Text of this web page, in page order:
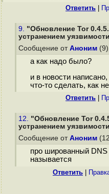
Ответить
9. "Обновление Tor
устранением
Сообщение от Аноним
а как надо было?
и в новости
что-то сделать, как
Ответить
12. "Обновление Tor
устранением
Сообщение от Аноним
про шированный
называется
Ответить